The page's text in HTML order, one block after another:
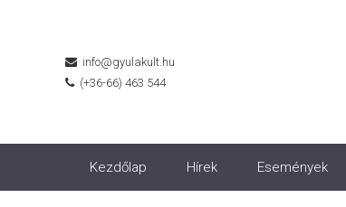
info@gyulakult.hu
(+36-66) 463 544
Kezdőlap Hírek Események